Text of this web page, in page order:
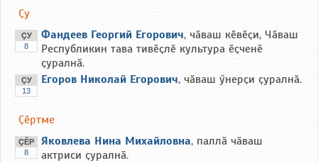
Ҫу
ҪУ
8
Фандеев Георгий Егорович, чӑваш кӗвӗҫи, Чӑваш
Республикин тава тивӗҫлӗ культура ӗҫченӗ
ҫуралнӑ.
ҪУ
13
Егоров Николай Егорович, чӑваш ӳнерҫи ҫуралнӑ.
Ҫӗртме
ҪӖР
8
Яковлева Нина Михайловна, паллӑ чӑваш
актриси ҫуралнӑ.